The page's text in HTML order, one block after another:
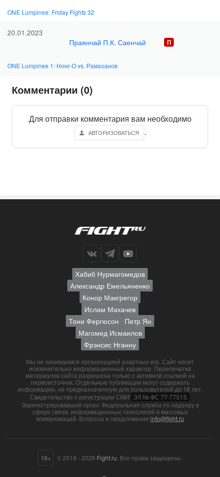
ONE Lumpinеe: Friday Fights 32
20.01.2023
Праянчай П.К. Саенчай
ONE Lumpinee 1: Нонг-О vs. Рамазанов
Комментарии (0)
Для отправки комментария вам необходимо
АВТОРИЗОВАТЬСЯ .
Хабиб Нурмагомедов
Александр Емельяненко
Конор Макгрегор
Ислам Махачев
Тони Фергюсон
Петр Ян
Магомед Исмаилов
Фрэнсис Нганну
Мы не занимаемся организацией азартных игр. Сайт носит
исключительно информационный характер. Перепечатка
материалов сайта разрешена только с активной ссылкой на
первоисточник. Отдельные публикации могут содержать
информацию, не предназначенную для пользователей до 18 лет.
Свидетельство о регистрации СМИ ЭЛ № ФС 77-77513.
Зарегистрировавший орган: Федеральная служба по надзору в
сфере связи, информационных технологий и массовых
коммуникаций. Вопросы и предложения info@fight.ru
18+ © 2018 - 2026 Fight.ru . Все права защищены.